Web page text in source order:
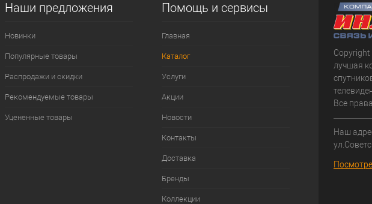
Наши предложения
Новинки
Популярные товары
Распродажи и скидки
Рекомендуемые товары
Уцененные товары
Помощь и сервисы
Главная
Каталог
Услуги
Акции
Новости
Контакты
Доставка
Бренды
Коллекции
лучшая
Все
Наш